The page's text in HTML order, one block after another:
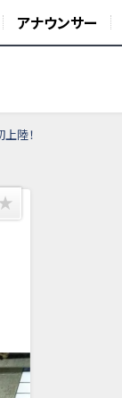
アナウンサー
陸！